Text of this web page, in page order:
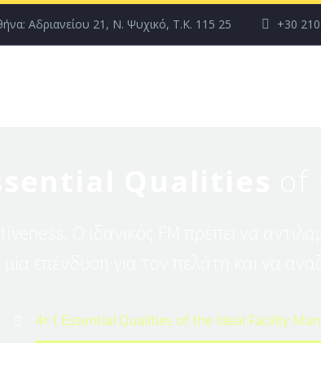
Αδριανείου 21, Ν. Ψυχικό, T.K. 115 25 +30
4+1 Εssential Qualities of the Ideal Facility